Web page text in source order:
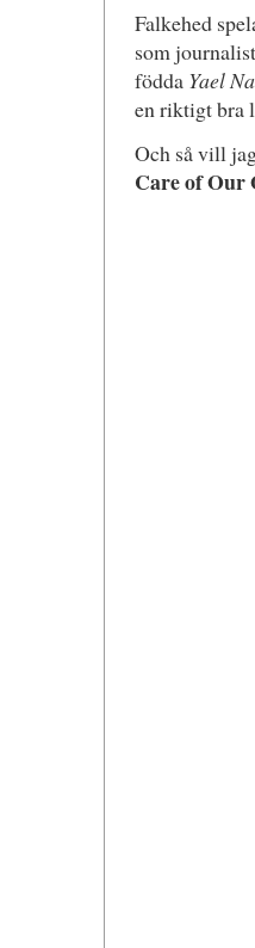
Falkehed
som
födda Yael
en riktigt bra
Och så vill
Care of Our